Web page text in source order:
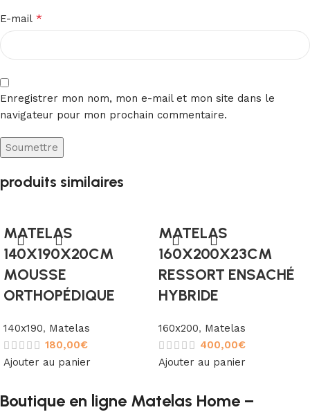
E-mail *
Enregistrer mon nom, mon e-mail et mon site dans le
navigateur pour mon prochain commentaire.
produits similaires
MATELAS
140X190X20CM
MOUSSE
ORTHOPÉDIQUE
140x190, Matelas
180,00€
Ajouter au panier
MATELAS
160X200X23CM
RESSORT ENSACHÉ
HYBRIDE
160x200, Matelas
400,00€
Ajouter au panier
Boutique en ligne Matelas Home –